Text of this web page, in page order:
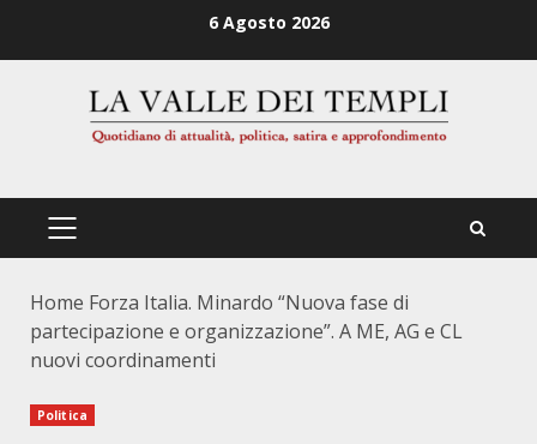
6 Agosto 2026
PRIMÄRES
Home Forza Italia. Minardo “Nuova fase di
partecipazione e organizzazione”. A ME, AG e CL
nuovi coordinamenti
Politica